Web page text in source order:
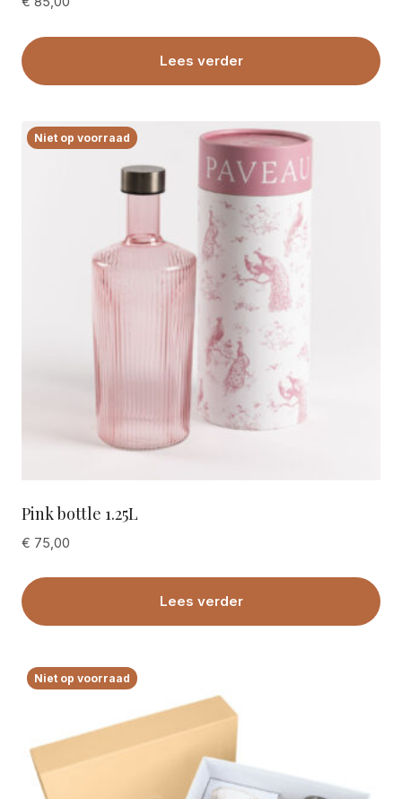
Lees verder
Niet op voorraad
Pink bottle 1.25L
€ 75,00
Lees verder
Niet op voorraad